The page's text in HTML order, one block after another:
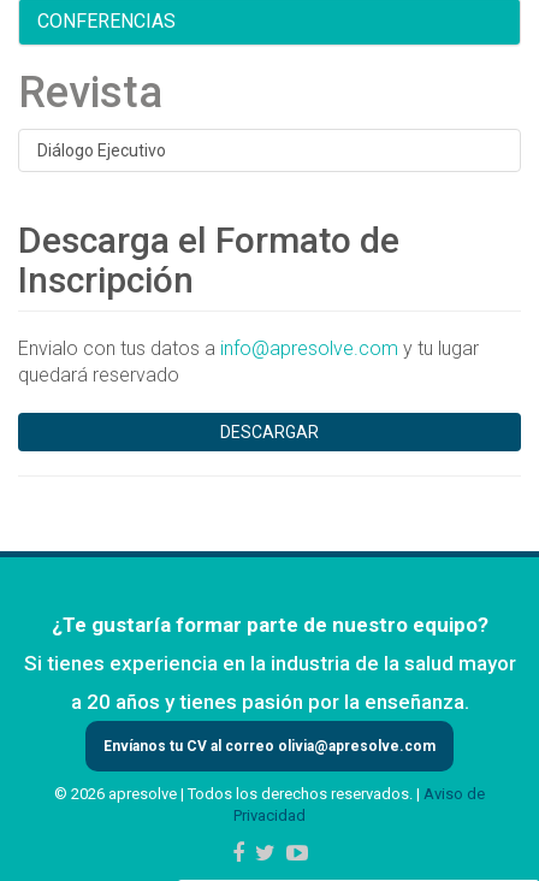
CONFERENCIAS
Revista
Diálogo Ejecutivo
Descarga el Formato de
Inscripción
Envialo con tus datos a info@apresolve.com y tu lugar
quedará reservado
DESCARGAR
¿Te gustaría formar parte de nuestro equipo?
Si tienes experiencia en la industria de la salud mayor
a 20 años y tienes pasión por la enseñanza.
Envíanos tu CV al correo olivia@apresolve.com
© 2026 apresolve | Todos los derechos reservados. | Aviso de
Privacidad